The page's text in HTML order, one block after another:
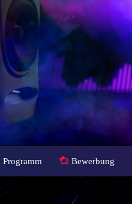
Programm Bewerbung